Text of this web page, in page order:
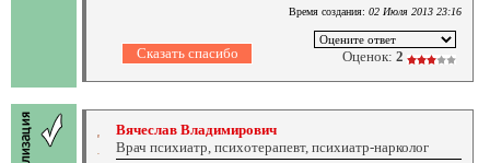
Время создания: 02 Июля 2013 23:16
Оценок: 2
Вячеслав Владимирович
Врач психиатр, психотерапевт, психиатр-нарколог